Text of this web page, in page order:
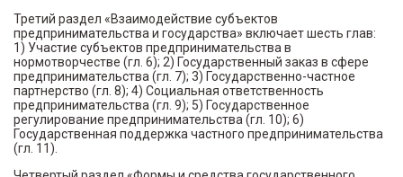
Третий раздел «Взаимодействие субъектов
предпринимательства и государства» включает шесть глав:
1) Участие субъектов предпринимательства в
нормотворчестве (гл. 6); 2) Государственный заказ в сфере
предпринимательства (гл. 7); 3) Государственно-частное
партнерство (гл. 8); 4) Социальная ответственность
предпринимательства (гл. 9); 5) Государственное
регулирование предпринимательства (гл. 10); 6)
Государственная поддержка частного предпринимательства
(гл. 11).